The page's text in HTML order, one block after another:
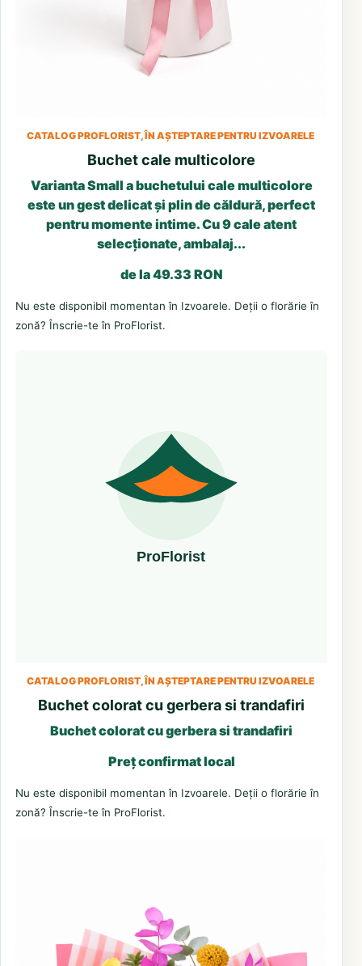
CATALOG PROFLORIST, ÎN AȘTEPTARE PENTRU IZVOARELE
Buchet cale multicolore
Varianta Small a buchetului cale multicolore
este un gest delicat și plin de căldură, perfect
pentru momente intime. Cu 9 cale atent
selecționate, ambalaj...
de la 49.33 RON
Nu este disponibil momentan în Izvoarele. Deții o florărie în
zonă? Înscrie-te în ProFlorist.
CATALOG PROFLORIST, ÎN AȘTEPTARE PENTRU IZVOARELE
Buchet colorat cu gerbera si trandafiri
Buchet colorat cu gerbera si trandafiri
Preț confirmat local
Nu este disponibil momentan în Izvoarele. Deții o florărie în
zonă? Înscrie-te în ProFlorist.